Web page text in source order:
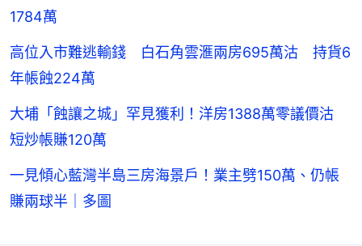
1784萬
高位入市難逃輸錢 白石角雲滙兩房695萬沽 持貨6
年帳蝕224萬
大埔「蝕讓之城」罕見獲利！洋房1388萬零議價沽
短炒帳賺120萬
一見傾心藍灣半島三房海景戶！業主劈150萬、仍帳
賺兩球半｜多圖